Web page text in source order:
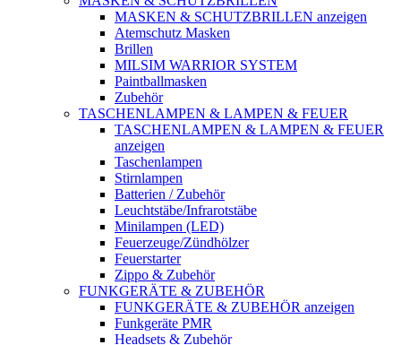
MASKEN & SCHUTZBRILLEN anzeigen
Atemschutz Masken
Brillen
MILSIM WARRIOR SYSTEM
Paintballmasken
Zubehör
TASCHENLAMPEN & LAMPEN & FEUER
TASCHENLAMPEN & LAMPEN & FEUER
anzeigen
Taschenlampen
Stirnlampen
Batterien / Zubehör
Leuchtstäbe/Infrarotstäbe
Minilampen (LED)
Feuerzeuge/Zündhölzer
Feuerstarter
Zippo & Zubehör
FUNKGERÄTE & ZUBEHÖR
FUNKGERÄTE & ZUBEHÖR anzeigen
Funkgeräte PMR
Headsets & Zubehör